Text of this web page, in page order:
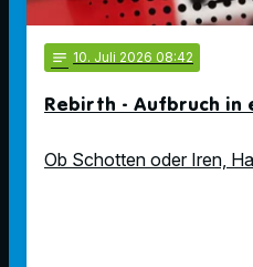
notes 10. Juli 2026 08:42
Rebirth - Aufbruch in
Ob Schotten oder Iren,